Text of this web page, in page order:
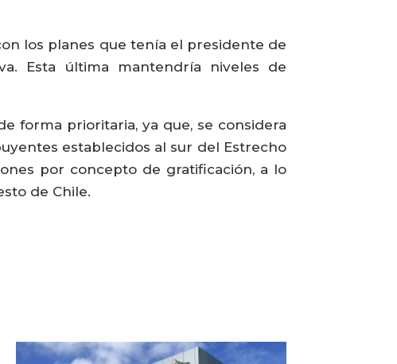
los planes que tenía el presidente de
Esta última mantendría niveles de
forma prioritaria, ya que, se considera
establecidos al sur del Estrecho
por concepto de gratificación, a lo
de Chile.